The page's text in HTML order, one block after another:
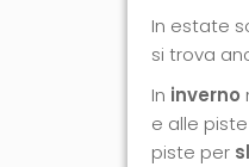
In estate
si trova
In inverno
e alle
piste per